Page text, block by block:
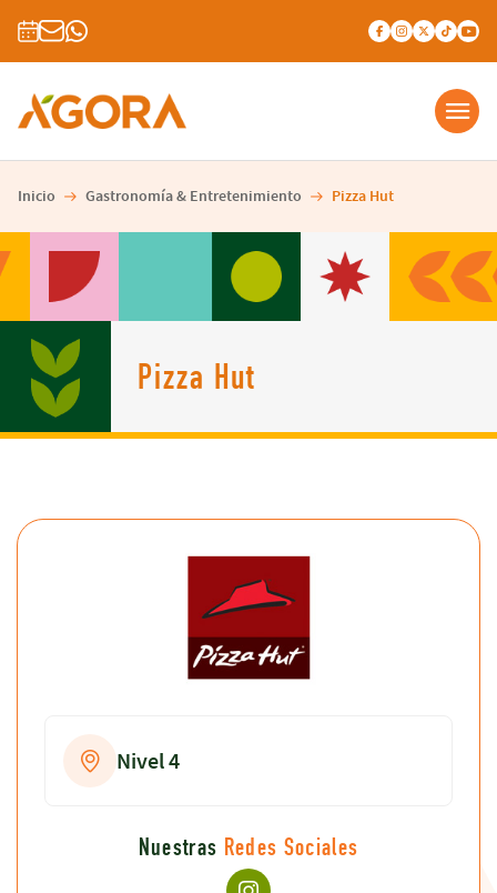
Inicio Gastronomía & Entretenimiento Pizza Hut
Pizza Hut
Nivel 4
Nuestras Redes Sociales